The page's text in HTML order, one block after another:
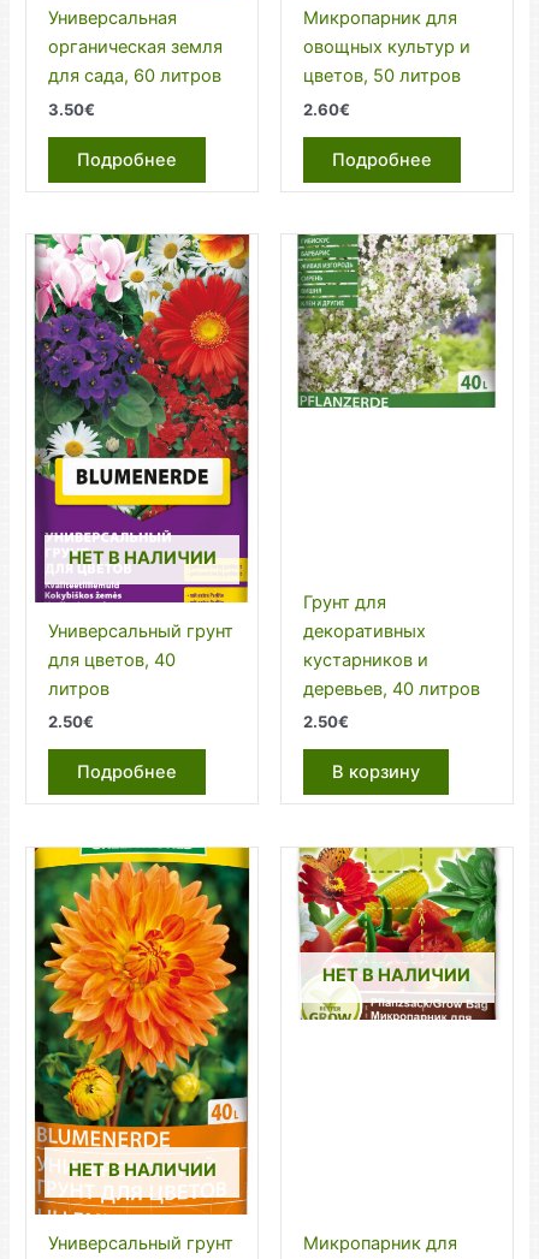
Универсальная
органическая земля
для сада, 60 литров
3.50€
Подробнее
Микропарник для
овощных культур и
цветов, 50 литров
2.60€
Подробнее
НЕТ В НАЛИЧИИ
Универсальный грунт
для цветов, 40
литров
2.50€
Подробнее
Грунт для
декоративных
кустарников и
деревьев, 40 литров
2.50€
В корзину
НЕТ В НАЛИЧИИ
Универсальный грунт
НЕТ В НАЛИЧИИ
Микропарник для